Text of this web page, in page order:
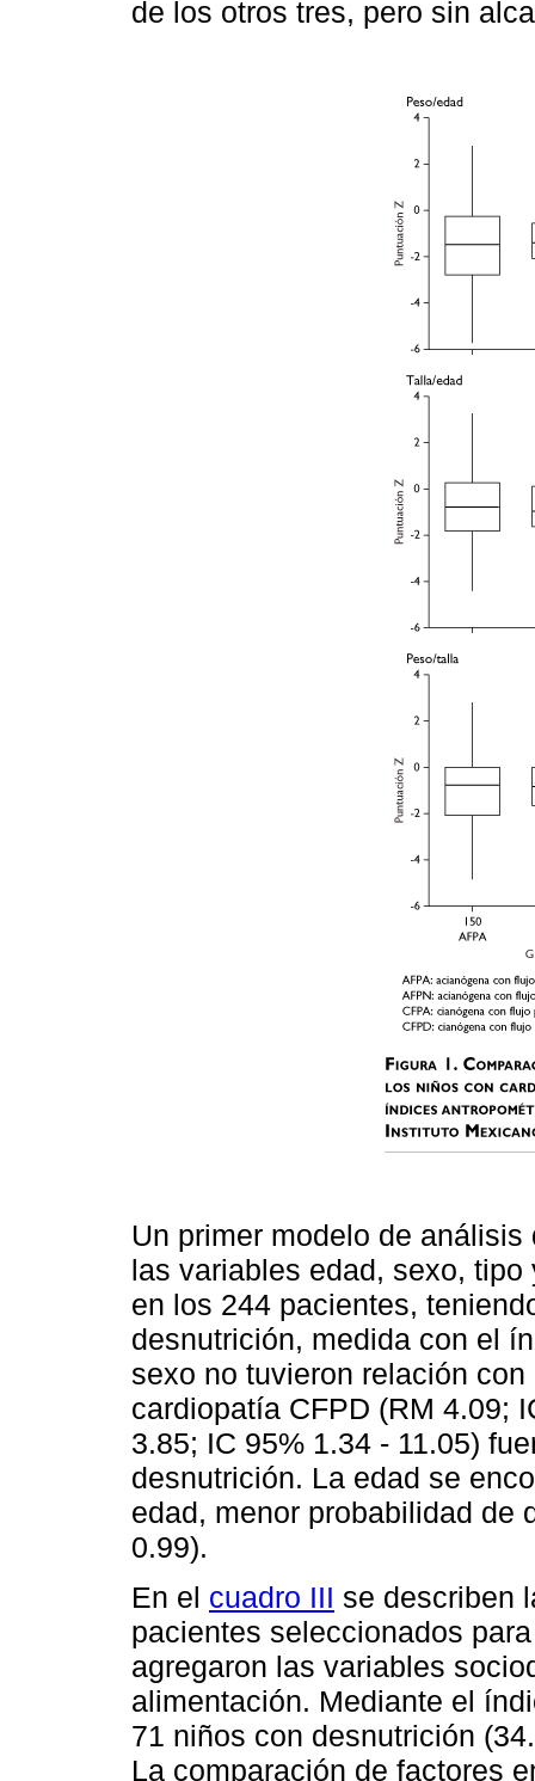
de los otros tres, pero sin
Un primer modelo de
las variables edad, sexo,
en los 244 pacientes,
desnutrición, medida con el
sexo no tuvieron relación
cardiopatía CFPD (RM 4.09;
3.85; IC 95% 1.34 - 11.05)
desnutrición. La edad se
edad, menor probabilidad de
0.99).
En el cuadro III se describen
pacientes seleccionados
agregaron las variables
alimentación. Mediante el
71 niños con desnutrición
La comparación de factores